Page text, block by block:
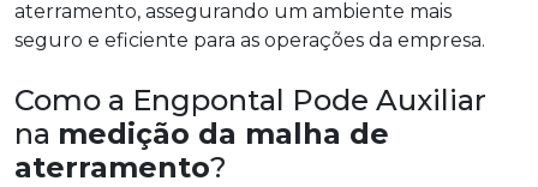
aterramento, assegurando um ambiente mais
seguro e eficiente para as operações da empresa.
Como a Engpontal Pode Auxiliar
na medição da malha de
aterramento?